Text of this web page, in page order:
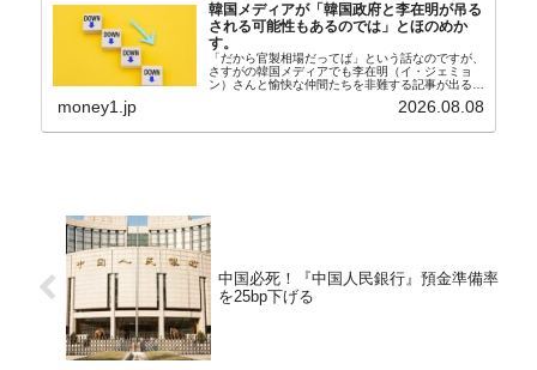
韓国メディアが「韓国政府と李在明が吊る
される可能性もあるのでは」とほのめか
す。
「だから官製相場だってば」という話なのですが、
さすがの韓国メディアでも李在明（イ・ジェミョ
ン）さんと愉快な仲間たちを非難する記事が出るよ
うになっています。もちろん株価の暴落についてで
『朝鮮日報』に面白い記事が出ています。「東西南
money1.jp 2026.08.08
中国必死！『中国人民銀行』預金準備率
を25bp下げる